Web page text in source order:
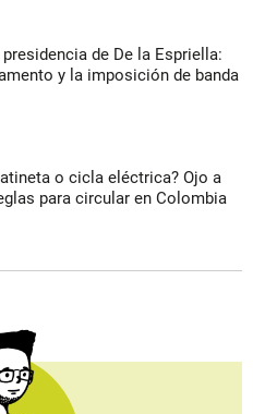
de De la Espriella:
y la imposición de banda
o cicla eléctrica? Ojo a
para circular en Colombia